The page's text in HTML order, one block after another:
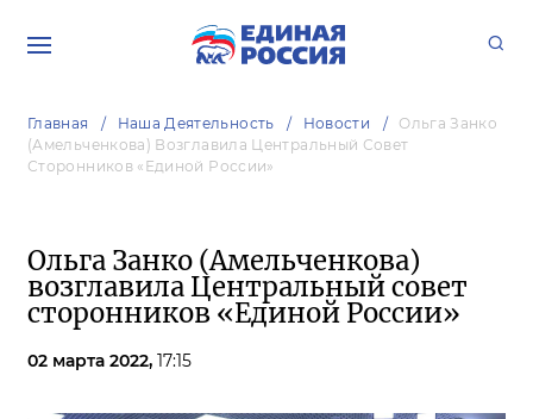
Главная Наша Деятельность Новости
Ольга Занко
(Амельченкова) Возглавила Центральный Совет
Сторонников «Единой России»
Ольга Занко (Амельченкова)
возглавила Центральный совет
сторонников «Единой России»
02 марта 2022, 17:15